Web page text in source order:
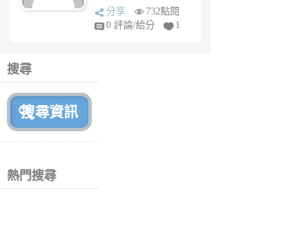
sq
fy
分享
732點閱
0 評論/給分
1
搜尋
熱門搜尋